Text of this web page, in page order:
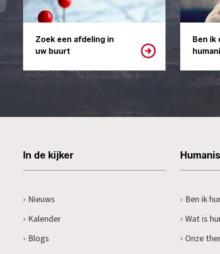
Zoek een afdeling in
uw buurt
Ben ik
In de kijker
Nieuws
Kalender
Blogs
Ben ik
Wat is
Onze